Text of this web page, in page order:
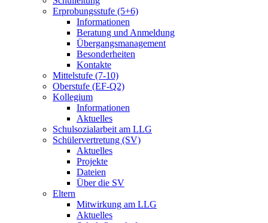
Erprobungsstufe (5+6)
Informationen
Beratung und Anmeldung
Übergangsmanagement
Besonderheiten
Kontakte
Mittelstufe (7-10)
Oberstufe (EF-Q2)
Kollegium
Informationen
Aktuelles
Schulsozialarbeit am LLG
Schülervertretung (SV)
Aktuelles
Projekte
Dateien
Über die SV
Eltern
Mitwirkung am LLG
Aktuelles